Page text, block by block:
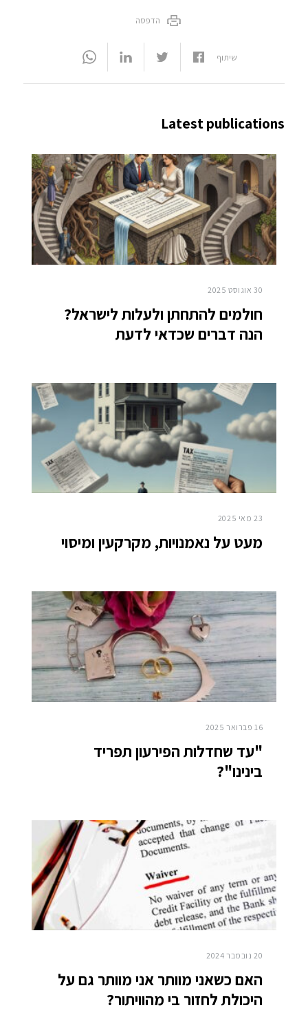
Latest publications
30 אוגוסט 2025
חולמים להתחתן ולעלות לישראל?
הנה דברים שכדאי לדעת
23 מאי 2025
מעט על נאמנויות, מקרקעין ומיסוי
16 פברואר 2025
"עד שחדלות הפירעון תפריד
בינינו"?
20 נובמבר 2024
האם כשאני מוותר אני מוותר גם על
היכולת לחזור בי מהוויתור?
הדפסה
שיתוף